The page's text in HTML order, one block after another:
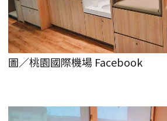
圖／桃園國際機場 Facebook